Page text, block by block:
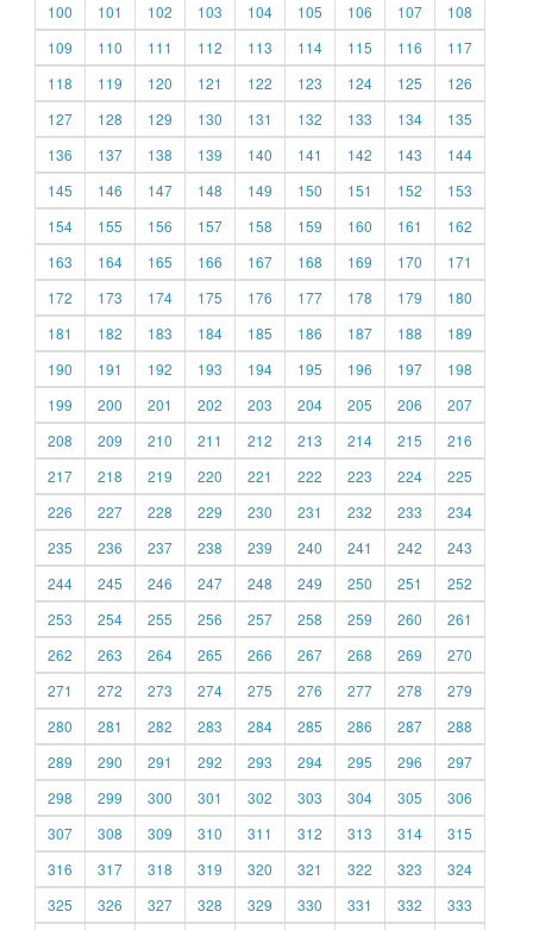
100
101 102 103 104 105 106 107
108
109
110 111 112 113 114 115 116
117
118
119 120 121 122 123 124 125
126
127
128 129 130 131 132 133 134
135
136
137 138 139 140 141 142 143
144
145
146 147 148 149 150 151 152
153
154
155 156 157 158 159 160 161
162
163
164 165 166 167 168 169 170
171
172
173 174 175 176 177 178 179
180
181
182 183 184 185 186 187 188
189
190
191 192 193 194 195 196 197
198
199
200 201 202 203 204 205 206
207
208
209 210 211 212 213 214 215
216
217
218 219 220 221 222 223 224
225
226
227 228 229 230 231 232 233
234
235
236 237 238 239 240 241 242
243
244
245 246 247 248 249 250 251
252
253
254 255 256 257 258 259 260
261
262
263 264 265 266 267 268 269
270
271
272 273 274 275 276 277 278
279
280
281 282 283 284 285 286 287
288
289
290 291 292 293 294 295 296
297
298
299 300 301 302 303 304 305
306
307
308 309 310 311 312 313 314
315
316
317 318 319 320 321 322 323
324
325
326 327 328 329 330 331 332 333